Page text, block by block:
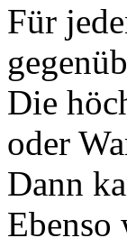
Für
Die
oder
Dann
Ebenso